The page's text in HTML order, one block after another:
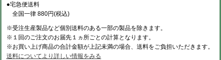
●宅急便送料
全国一律 880円(税込)
※受注生産製品など個別送料のある一部の製品を除きます。
※１回のご注文のお届先１ヵ所ごとの計算となります。
※お買い上げ商品の合計金額が上記未満の場合、送料をご負担いただきます。
送料についてより詳しい情報をみる